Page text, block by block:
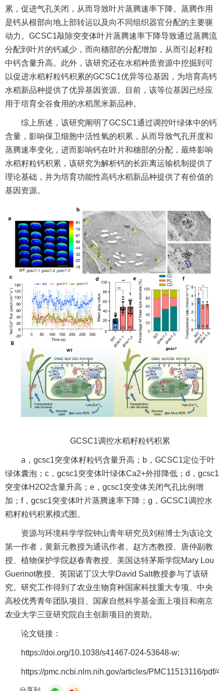
累，促进气孔关闭，从而导致叶片蒸腾速率下降。蒸腾作用
是钙从根部向地上部转运以及向不同组织器官分配的主要驱
动力。GCSC1敲除突变体叶片蒸腾速率下降导致通过蒸腾流
分配到叶片的钙减少，而向穗部的分配增加，从而引起籽粒
中钙含量升高。此外，该研究还在水稻种质资源中挖掘到可
以促进水稻籽粒钙积累的GCSC1优异等位基因，为培育高钙
水稻新品种提供了优异基因资源。目前，该等位基因已经应
用于培育全谷食用的水稻黑米新品种。
综上所述，该研究阐明了GCSC1通过调控叶绿体中的钙
含量，影响保卫细胞中活性氧的积累，从而导致气孔开度和
蒸腾速率变化，进而影响钙在叶片和穗部的分配，最终影响
水稻籽粒钙积累，该研究为解析钙的长距离运输机制提供了
理论基础，并为培育功能性高钙水稻新品种提供了有价值的
基因资源。
GCSC1调控水稻籽粒钙积累
a，gcsc1突变体籽粒钙含量升高；b，GCSC1定位于叶
绿体囊泡；c，gcsc1突变体叶绿体Ca2+外排降低；d，gcsc1
突变体H2O2含量升高；e，gcsc1突变体关闭气孔比例增
加；f，gcsc1突变体叶片蒸腾速率下降；g，GCSC1调控水
稻籽粒钙积累模式图。
资源与环境科学学院钟山青年研究员刘桓博士为该论文
第一作者，黄新元教授为通讯作者。赵方杰教授、唐仲副教
授、植物保护学院赵春青教授、美国达特茅斯学院Mary Lou
Guerinot教授、英国诺丁汉大学David Salt教授参与了该研
究。研究工作得到了农业生物育种国家科技重大专项、中央
高校优秀青年团队项目、国家自然科学基金面上项目和南京
农业大学三亚研究院自主创新项目的资助。
论文链接：
https://doi.org/10.1038/s41467-024-53648-w;
https://pmc.ncbi.nlm.nih.gov/articles/PMC11513116/pdf/